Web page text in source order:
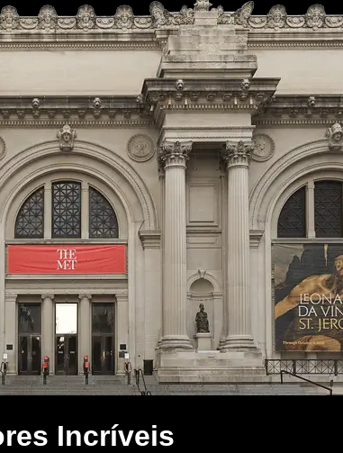
Incríveis